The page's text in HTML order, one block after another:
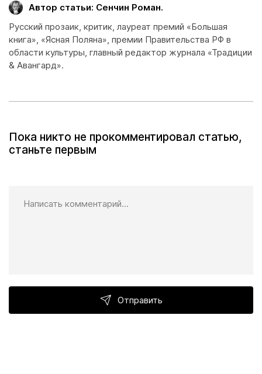
Автор статьи: Сенчин Роман.
Русский прозаик, критик, лауреат премий «Большая
книга», «Ясная Поляна», премии Правительства РФ в
области культуры, главный редактор журнала «Традиции
& Авангард».
Пока никто не прокомментировал статью,
станьте первым
Отправить